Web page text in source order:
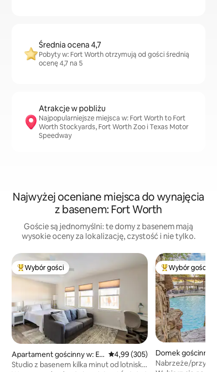
Średnia ocena 4,7
Pobyty w: Fort Worth otrzymują od gości średnią
ocenę 4,7 na 5
Atrakcje w pobliżu
Najpopularniejsze miejsca w: Fort Worth to Fort
Worth Stockyards, Fort Worth Zoo i Texas Motor
Speedway
Najwyżej oceniane miejsca do wynajęcia
z basenem: Fort Worth
Goście są jednomyślni: te domy z basenem mają
wysokie oceny za lokalizację, czystość i nie tylko.
Najpopularniejsze z kategorii Wybór gości
Wybór gości
Apartament gościnny w: Eu
less
Średnia ocena: 4,99 na 5, liczba
4,99 (305)
Studio z basenem kilka minut od lotniska
Wybór gości
Domek gościnny
rth
Nabrzeże/